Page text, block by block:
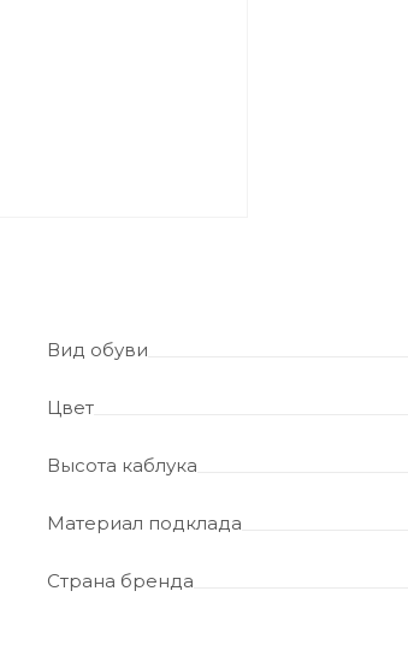
Вид обуви
Цвет
Высота каблука
Материал подклада
Страна бренда